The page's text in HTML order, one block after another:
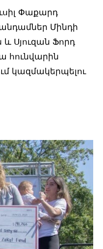
Փաքարդ
Մինդի
և Սյուզան Ֆորդ
հունվարին
կազմակերպելու